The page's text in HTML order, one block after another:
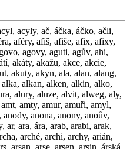
bočí, bočil, bočím, bočíš, bočit, bočme, bočná, bočné, bočně, boční, bočný, bočte, bočův, bod, bodá, bodák, bodal, bodám, bodán, bodáš, bodat, bodce, bodec, bodej, bodeť, bódhi, bodík, bodl, bodla, bodli, bodlo, bodly, bodná, bodne, bodné, bodni, bodní, bodnu, bodný, bodrá, bodré, bodrý, bodře, bodří, boduj, body, boeuf, bogaz, bogš, bogše, boháč, bohdá, bohém, bohův, boin, boina, boini, boino, boiny, boj, bojar, boje, bóje, bojer, bojga, bojgy, bojí, bojím, bojíš, bójka, bójky, bojme, bojte, bojuj, bok, boka, bokem, boky, bol, bola, bolák, bolas, bolel, bolen, bolet, bolí, bolid, bolím, bolíš, bolme, bolná, bolné, bolně, bolní, bolno, bolný, bolte, bolus, boly, bom, bomba, bomby, bomy, bomz, bomzy, bon, bona, bond, bondy, bonga, bonin, bonus, bony, bonz, bonzy, boom, boomy, boort, bop, bopy, bor, bór, bóra, boran, borát, borax, borci, bordó, borec, borek, borid, borka, borky, boršč, bort, borta, borti, bortí, borty, bory, bóry, boryt, boř, bořen, boří, bořil, bořím, boříš, bořit, bořme, bořte, bos, bosa, bosá, bosák, bosáž, bosé, bosi, bosí, boská, bosko, bosky, boso, boson, boss, bossa, bossy, bosuj, bosův, bosy, bosý, boš, bošův, bota, botel, botka, botky, botná, boty, bouda, boudy, bouká, boule, bouli, boulí, boura, bourá, boury, bouř, bouře, bouři, bouří, bowle, box, boxer, boxuj, boxy, boy, boys, boyův, boza, bozi, bozká, bozy, božc